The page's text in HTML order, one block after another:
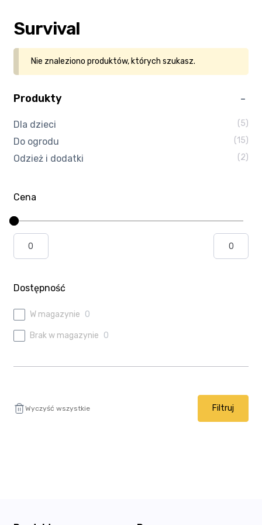
Kasa
Kontakt
Polityka prywatności
Regulamin sklepu
Survival
Nie znaleziono produktów, których szukasz.
Produkty
Dla dzieci (5)
Do ogrodu (15)
Odzież i dodatki (2)
Cena
Dostępność
W magazynie 0
Brak w magazynie 0
Filtruj
Wyczyść wszystkie